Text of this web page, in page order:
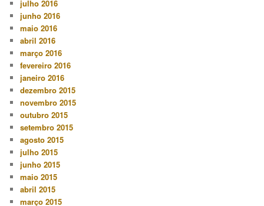
julho 2016
junho 2016
maio 2016
abril 2016
março 2016
fevereiro 2016
janeiro 2016
dezembro 2015
novembro 2015
outubro 2015
setembro 2015
agosto 2015
julho 2015
junho 2015
maio 2015
abril 2015
março 2015